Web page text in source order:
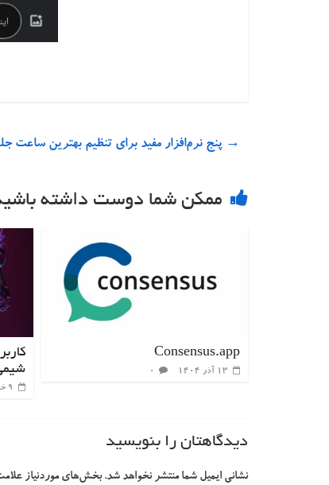
→ پنج نرم‌افزار مفید برای تنظیم بهترین ساعت
ممکن شما دوست داشته
Consensus.app
۱۳ آذر ۱۴۰۴ ۰
۹ خرداد ۱۴۰۲
دیدگاهتان را بنویسید
نشانی ایمیل شما منتشر نخواهد شد. بخش‌های موردنیاز